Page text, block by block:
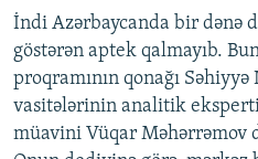
İndi Azərbaycanda bir dənə
göstərən aptek qalmayıb.
proqramının qonağı
vasitələrinin analitik
müavini Vüqar Məhərrəmov